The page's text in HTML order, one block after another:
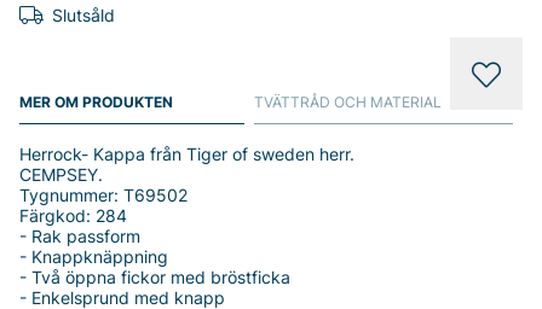
Slutsåld
MER OM PRODUKTEN
Herrock- Kappa från Tiger of sweden herr.
CEMPSEY.
Tygnummer: T69502
Färgkod: 284
- Rak passform
- Knappknäppning
- Två öppna fickor med bröstficka
- Enkelsprund med knapp
TVÄTTRÅD OCH MATERIAL